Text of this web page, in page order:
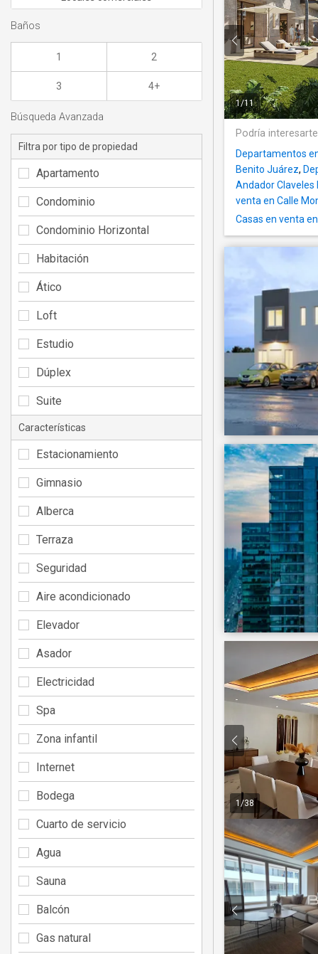
1/11
Podría
Departamentos
Benito Juárez,
Andador
venta en Calle
Casas en venta
1 /38
Baños
1 2
3 4+
Búsqueda Avanzada
Filtra por tipo de propiedad
Apartamento
Condominio
Condominio Horizontal
Habitación
Ático
Loft
Estudio
Dúplex
Suite
Características
Estacionamiento
Gimnasio
Alberca
Terraza
Seguridad
Aire acondicionado
Elevador
Asador
Electricidad
Spa
Zona infantil
Internet
Bodega
Cuarto de servicio
Agua
Sauna
Balcón
Gas natural